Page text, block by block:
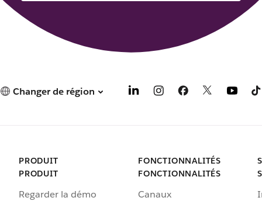
Changer de région
PRODUIT
PRODUIT
Regarder la démo
FONCTIONNALITÉS
FONCTIONNALITÉS
Canaux